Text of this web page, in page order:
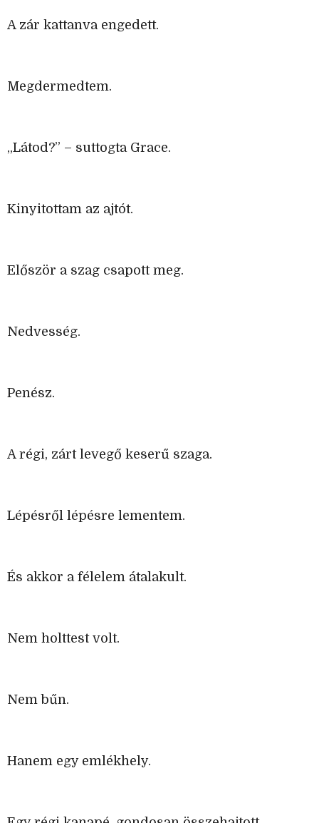
A zár kattanva engedett.
Megdermedtem.
„Látod?” – suttogta Grace.
Kinyitottam az ajtót.
Először a szag csapott meg.
Nedvesség.
Penész.
A régi, zárt levegő keserű szaga.
Lépésről lépésre lementem.
És akkor a félelem átalakult.
Nem holttest volt.
Nem bűn.
Hanem egy emlékhely.